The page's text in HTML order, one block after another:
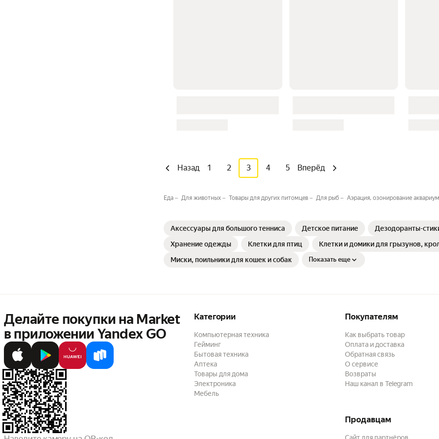
Назад 1 2 3 4 5 Вперёд
Еда Для животных Товары для других питомцев Для рыб Аэрация, озонирование
Аксессуары для большого тенниса Детское питание
Дезодоранты-
Хранение одежды
Клетки для птиц
Клетки и домики для грызунов,
Миски, поильники для кошек и собак
Показать еще
Делайте покупки на Market
в приложении Yandex GO
Категории
Компьютерная техника
Гейминг
Бытовая техника
Аптека
Товары для дома
Электроника
Мебель
Покупателям
Как выбрать товар
Оплата и доставка
Обратная связь
О сервисе
Возвраты
Наш канал в Telegram
Продавцам